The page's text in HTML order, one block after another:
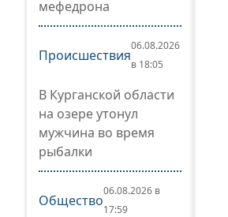
мефедрона
Происшествия
06.08.2026
в 18:05
В Курганской области
на озере утонул
мужчина во время
рыбалки
Общество
06.08.2026 в
17:59